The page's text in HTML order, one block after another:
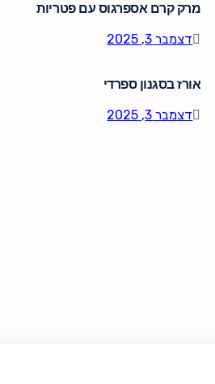
מרק קרם אספרגוס עם פטריות
דצמבר 3, 2025
אורז בסגנון ספרדי
דצמבר 3, 2025